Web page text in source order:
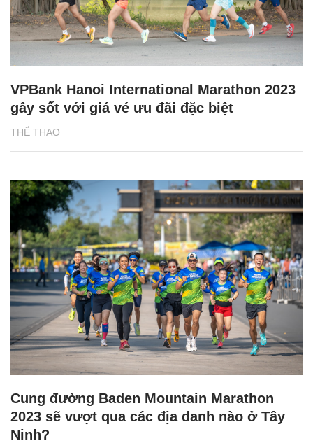
THỂ THAO
VPBank Hanoi International Marathon 2023
gây sốt với giá vé ưu đãi đặc biệt
Cung đường Baden Mountain Marathon
2023 sẽ vượt qua các địa danh nào ở Tây
Ninh?